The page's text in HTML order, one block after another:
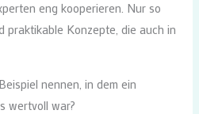
eng kooperieren. Nur so
praktikable Konzepte, die auch in
nennen, in dem ein
wertvoll war?